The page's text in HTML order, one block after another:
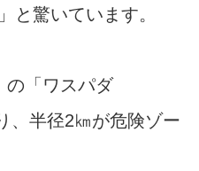
と驚いています。
の「ワスパダ
、半径2㎞が危険ゾー